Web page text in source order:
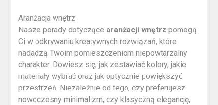
Aranżacja wnętrz
Nasze porady dotyczące aranżacji wnętrz pomogą
Ci w odkrywaniu kreatywnych rozwiązań, które
nadadzą Twoim pomieszczeniom niepowtarzalny
charakter. Dowiesz się, jak zestawiać kolory, jakie
materiały wybrać oraz jak optycznie powiększyć
przestrzeń. Niezależnie od tego, czy preferujesz
nowoczesny minimalizm, czy klasyczną elegancję,